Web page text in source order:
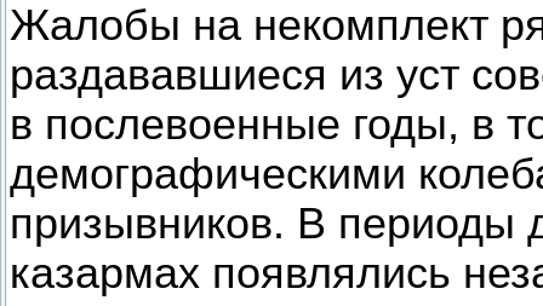
Жалобы на некомплект
раздававшиеся из уст
в послевоенные годы, в
демографическими
призывников. В периоды
казармах появлялись